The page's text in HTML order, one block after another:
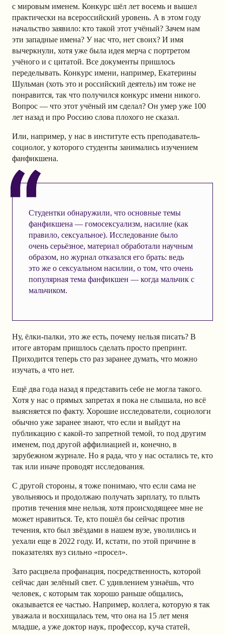
с мировым именем. Конкурс шёл лет восемь и вышел
практически на всероссийский уровень. А в этом году
начальство заявило: кто такой этот учёный? Зачем нам
эти западные имена? У нас что, нет своих? И имя
вычеркнули, хотя уже была идея мерча с портретом
учёного и с цитатой. Все документы пришлось
переделывать. Конкурс имени, например, Екатерины
Шульман (хоть это и российский деятель) им тоже не
понравится, так что получился конкурс имени никого.
Вопрос — что этот учёный им сделал? Он умер уже 100
лет назад и про Россию слова плохого не сказал.
Или, например, у нас в институте есть преподаватель-
социолог, у которого студенты занимались изучением
фанфикшена.
Студентки обнаружили, что основные темы
фанфикшена — гомосексуализм, насилие (как
правило, сексуальное). Исследование было
очень серьёзное, материал обработали научным
образом, но журнал отказался его брать: ведь
это же о сексуальном насилии, о том, что очень
популярная тема фанфикшен — когда мальчик с
мальчиком.
Ну, ёлки-палки, это же есть, почему нельзя писать? В
итоге авторам пришлось сделать просто препринт.
Приходится теперь сто раз заранее думать, что можно
изучать, а что нет.
Ещё два года назад я представить себе не могла такого.
Хотя у нас о прямых запретах я пока не слышала, но всё
выясняется по факту. Хорошие исследователи, социологи
обычно уже заранее знают, что если и выйдут на
публикацию с какой-то запретной темой, то под другим
именем, под другой аффилиацией и, конечно, в
зарубежном журнале. Но я рада, что у нас остались те, кто
так или иначе проводят исследования.
С другой стороны, я тоже понимаю, что если сама не
увольняюсь и продолжаю получать зарплату, то плыть
против течения мне нельзя, хотя происходящеее мне не
может нравиться. Те, кто пошёл бы сейчас против
течения, кто был звёздами в нашем вузе, уволились и
уехали еще в 2022 году. И, кстати, по этой причине в
показателях вуз сильно «просел».
Зато расцвела профанация, посредственность, которой
сейчас дан зелёный свет. С удивлением узнаёшь, что
человек, с которым так хорошо раньше общались,
оказывается ее частью. Например, коллега, которую я так
уважала и восхищалась тем, что она на 15 лет меня
младше, а уже доктор наук, профессор, куча статей,